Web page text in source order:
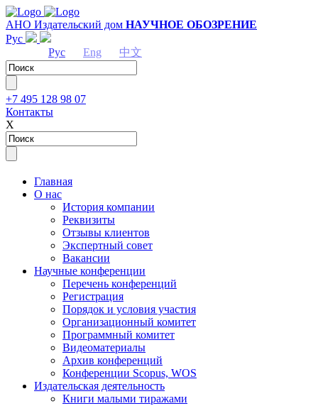
АНО Издательский дом НАУЧНОЕ ОБОЗРЕНИЕ
Рус
Рус
Eng 中文
+7 495 128 98 07
Контакты
Х
Главная
О нас
История компании
Реквизиты
Отзывы клиентов
Экспертный совет
Вакансии
Научные конференции
Перечень конференций
Регистрация
Порядок и условия участия
Организационный комитет
Программный комитет
Видеоматериалы
Архив конференций
Конференции Scopus, WOS
Издательская деятельность
Книги малыми тиражами